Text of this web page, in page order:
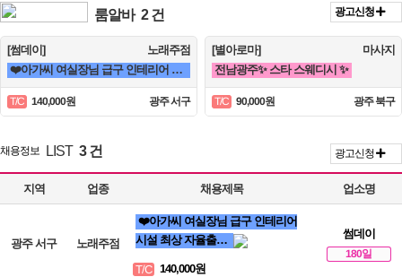
룸알바 2 건 광고신청
[썸데이]
노래주점
❤️아가씨 여실장님 급구 인테리어 시설 최상 자율출퇴❤️
T/C 140,000원 광주 서구
[별아로마]
마사지
전남광주✨ 스타 스웨디시 ✨
T/C 90,000원 광주 북구
채용정보 LIST 3 건 광고신청
지역 업종 채용제목 업소명
광주 서구 노래주점
❤️아가씨 여실장님 급구 인테리어
시설 최상 자율출…
T/C 140,000원
썸데이
180일